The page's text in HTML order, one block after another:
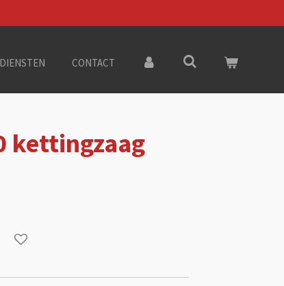
DIENSTEN CONTACT
kettingzaag